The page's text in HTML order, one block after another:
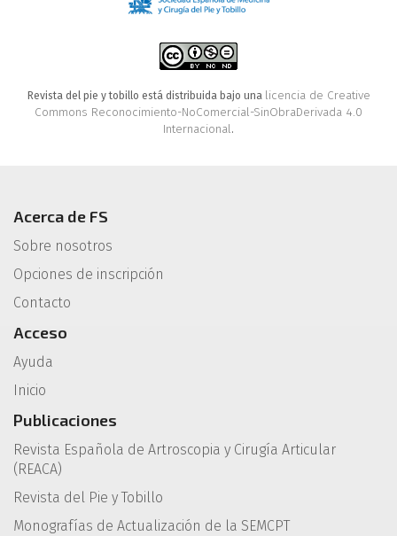
Revista del pie y tobillo está distribuida bajo una licencia de Creative
Commons Reconocimiento-NoComercial-SinObraDerivada 4.0
Internacional.
Acerca de FS
Sobre nosotros
Opciones de inscripción
Contacto
Acceso
Ayuda
Inicio
Publicaciones
Revista Española de Artroscopia y Cirugía Articular
(REACA)
Revista del Pie y Tobillo
Monografías de Actualización de la SEMCPT